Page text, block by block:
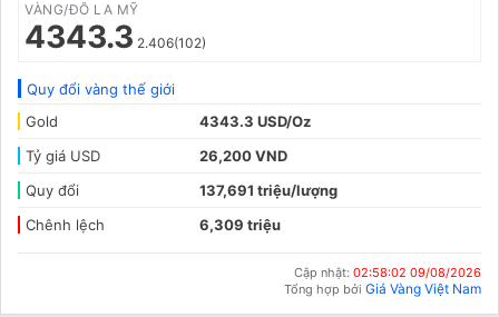
VÀNG/ĐÔ LA MỸ
4343.3 2.406(102)
Quy đổi vàng thế giới
Gold
4343.3 USD/Oz
Tỷ giá USD
26,200 VND
Quy đổi
137,691 triệu/lượng
Chênh lệch
6,309 triệu
Cập nhật: 02:58:02 09/08/2026
Tổng hợp bởi Giá Vàng Việt Nam